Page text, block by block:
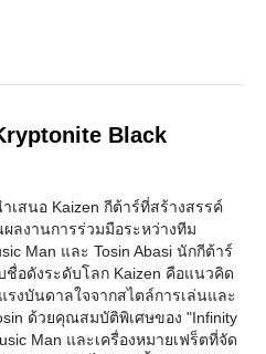
Black
เสนอ Kaizen กีต้าร์ที่สร้างสรรค์
ลงานการร่วมมือระหว่างทีม
Man และ Tosin Abasi นักกีต้าร์
อดังระดับโลก Kaizen คือแนวคิด
งบันดาลใจจากสไตล์การเล่นและ
ด้วยคุณสมบัติพิเศษของ "Infinity
Man และเครื่องหมายเฟร็ตที่จัด